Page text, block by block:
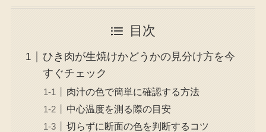
目次
ひき肉が生焼けかどうかの見分け方を今
すぐチェック
肉汁の色で簡単に確認する方法
中心温度を測る際の目安
切らずに断面の色を判断するコツ